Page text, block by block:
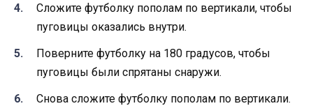
Сложите футболку пополам по вертикали, чтобы
пуговицы оказались внутри.
Поверните футболку на 180 градусов, чтобы
пуговицы были спрятаны снаружи.
Снова сложите футболку пополам по вертикали.